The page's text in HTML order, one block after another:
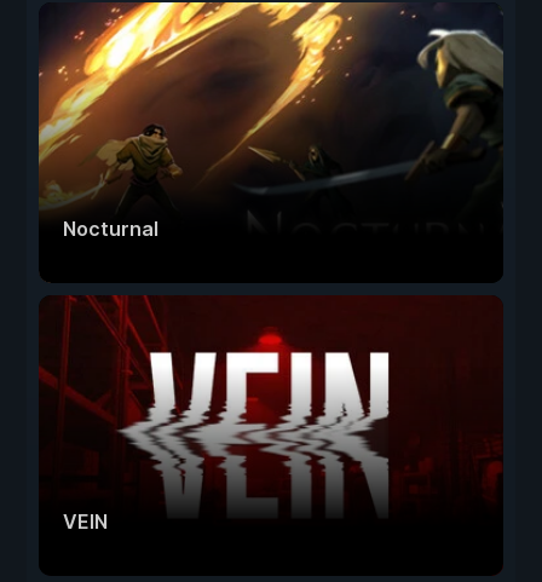
Nocturnal
VEIN